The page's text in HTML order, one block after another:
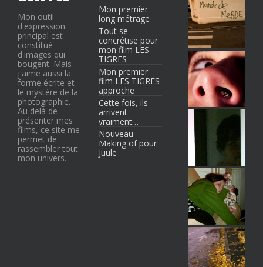
Mon outil
d'expression
principal est
constitué
d'images qui
bougent. Mais
j'aime aussi la
forme écrite et
le mystère de la
photographie.
Au delà de
présenter mes
films, ce site me
permet de
rassembler tout
mon univers.
Mon premier
long métrage
Tout se
concrétise pour
mon film LES
TIGRES
Mon premier
film LES TIGRES
approche
Cette fois, ils
arrivent
vraiment…
Nouveau
Making of pour
Juule